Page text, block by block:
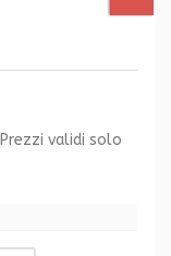
Prezzi validi solo